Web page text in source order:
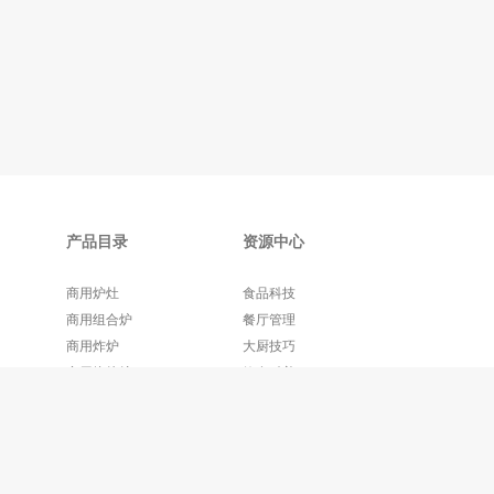
产品目录
商用炉灶
商用组合炉
商用炸炉
商用烧烤炉
资源中心
食品科技
餐厅管理
大厨技巧
饮食科普